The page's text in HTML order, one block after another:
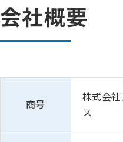
会社概要
商号
株式会
ス